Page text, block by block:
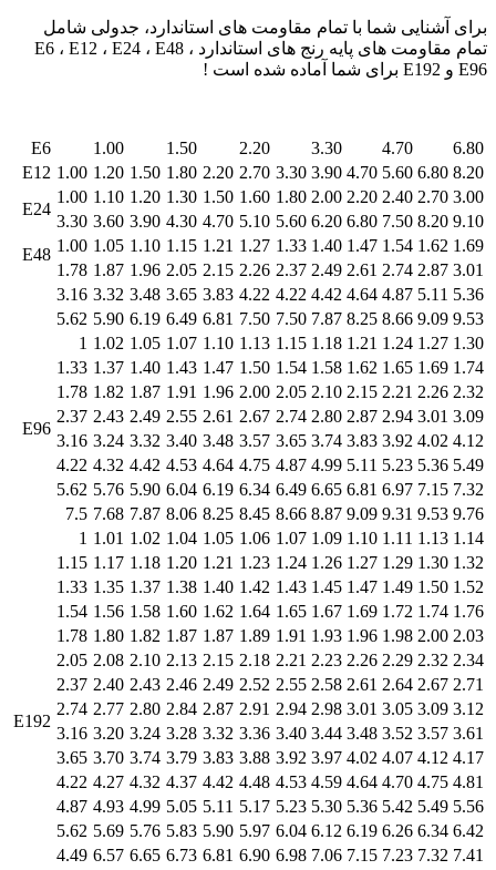
برای آشنایی شما با تمام مقاومت های استاندارد، جدولی شامل
تمام مقاومت های پایه رنج های استاندارد E6 ، E12 ، E24 ، E48 ،
E96 و E192 برای شما آماده شده است !
6.80
4.70
3.30
2.20
1.50
1.00
E6
8.20
6.80
5.60
4.70
3.90
3.30
2.70
2.20
1.80
1.50
1.20
1.00
E12
3.00
2.70
2.40
2.20
2.00
1.80
1.60
1.50
1.30
1.20
1.10
1.00
E24
9.10
8.20
7.50
6.80
6.20
5.60
5.10
4.70
4.30
3.90
3.60
3.30
1.69
1.62
1.54
1.47
1.40
1.33
1.27
1.21
1.15
1.10
1.05
1.00
E48
3.01
2.87
2.74
2.61
2.49
2.37
2.26
2.15
2.05
1.96
1.87
1.78
5.36
5.11
4.87
4.64
4.42
4.22
4.22
3.83
3.65
3.48
3.32
3.16
9.53
9.09
8.66
8.25
7.87
7.50
7.50
6.81
6.49
6.19
5.90
5.62
1.30
1.27
1.24
1.21
1.18
1.15
1.13
1.10
1.07
1.05
1.02
1
E96
1.74
1.69
1.65
1.62
1.58
1.54
1.50
1.47
1.43
1.40
1.37
1.33
2.32
2.26
2.21
2.15
2.10
2.05
2.00
1.96
1.91
1.87
1.82
1.78
3.09
3.01
2.94
2.87
2.80
2.74
2.67
2.61
2.55
2.49
2.43
2.37
4.12
4.02
3.92
3.83
3.74
3.65
3.57
3.48
3.40
3.32
3.24
3.16
5.49
5.36
5.23
5.11
4.99
4.87
4.75
4.64
4.53
4.42
4.32
4.22
7.32
7.15
6.97
6.81
6.65
6.49
6.34
6.19
6.04
5.90
5.76
5.62
9.76
9.53
9.31
9.09
8.87
8.66
8.45
8.25
8.06
7.87
7.68
7.5
1.14
1.13
1.11
1.10
1.09
1.07
1.06
1.05
1.04
1.02
1.01
1
E192
1.32
1.30
1.29
1.27
1.26
1.24
1.23
1.21
1.20
1.18
1.17
1.15
1.52
1.50
1.49
1.47
1.45
1.43
1.42
1.40
1.38
1.37
1.35
1.33
1.76
1.74
1.72
1.69
1.67
1.65
1.64
1.62
1.60
1.58
1.56
1.54
2.03
2.00
1.98
1.96
1.93
1.91
1.89
1.87
1.87
1.82
1.80
1.78
2.34
2.32
2.29
2.26
2.23
2.21
2.18
2.15
2.13
2.10
2.08
2.05
2.71
2.67
2.64
2.61
2.58
2.55
2.52
2.49
2.46
2.43
2.40
2.37
3.12
3.09
3.05
3.01
2.98
2.94
2.91
2.87
2.84
2.80
2.77
2.74
3.61
3.57
3.52
3.48
3.44
3.40
3.36
3.32
3.28
3.24
3.20
3.16
4.17
4.12
4.07
4.02
3.97
3.92
3.88
3.83
3.79
3.74
3.70
3.65
4.81
4.75
4.70
4.64
4.59
4.53
4.48
4.42
4.37
4.32
4.27
4.22
5.56
5.49
5.42
5.36
5.30
5.23
5.17
5.11
5.05
4.99
4.93
4.87
6.42
6.34
6.26
6.19
6.12
6.04
5.97
5.90
5.83
5.76
5.69
5.62
7.41
7.32
7.23
7.15
7.06
6.98
6.90
6.81
6.73
6.65
6.57
4.49